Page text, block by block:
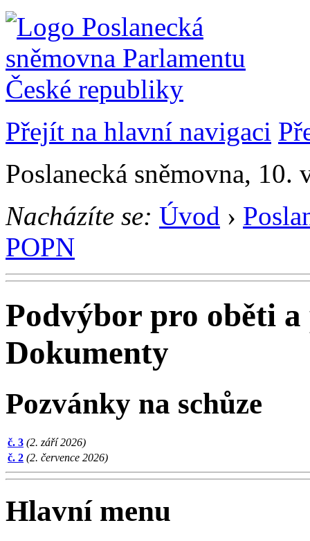
Přejít na hlavní navigaci
Poslanecká sněmovna,
Nacházíte se: Úvod ›
POPN
Podvýbor pro oběti
Dokumenty
Pozvánky na schůze
č. 3 (2. září 2026)
č. 2 (2. července 2026)
Hlavní menu